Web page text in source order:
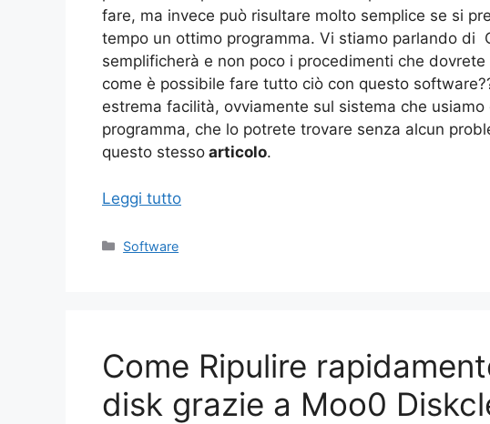
fare, ma invece può risultare molto semplice se si
tempo un ottimo programma. Vi stiamo parlando di
semplificherà e non poco i procedimenti che
come è possibile fare tutto ciò con questo
estrema facilità, ovviamente sul sistema che
programma, che lo potrete trovare senza alcun
questo stesso articolo.
Leggi tutto
Categorie
Software
Come Ripulire
disk grazie a Moo0